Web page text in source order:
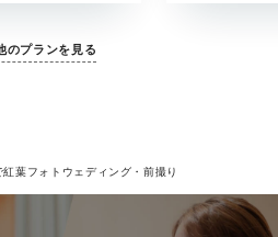
のプランを見る
葉フォトウェディング・前撮り